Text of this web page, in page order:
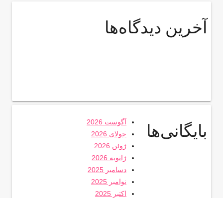
آخرین دیدگاه‌ها
بایگانی‌ها
آگوست 2026
جولای 2026
ژوئن 2026
ژانویه 2026
دسامبر 2025
نوامبر 2025
اکتبر 2025